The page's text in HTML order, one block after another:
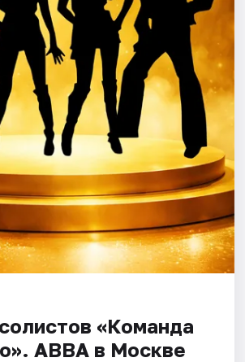
«Команда
АВВА в Москве